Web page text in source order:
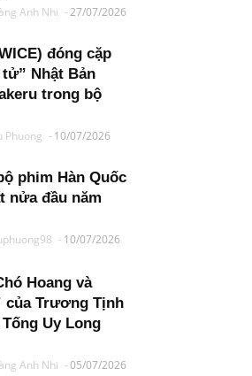
Anh Nhi -27/07/2026
đóng cặp
Nhật Bản
trong bộ
Phuong - 10/07/2026
phim Hàn Quốc
nửa đầu năm
- 10/07/2026
Hoang và
của Trương Tịnh
Uy Long
Anh Nhi -05/07/2026